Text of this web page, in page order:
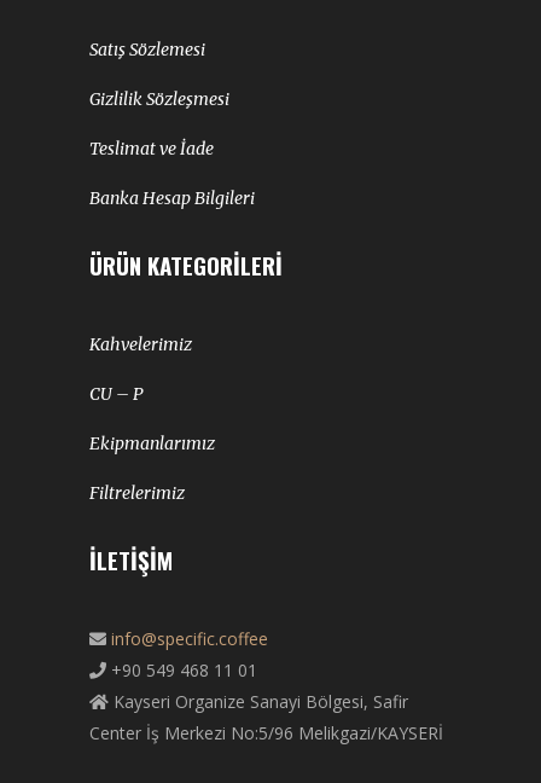
Satış Sözlemesi
Gizlilik Sözleşmesi
Teslimat ve İade
Banka Hesap Bilgileri
ÜRÜN KATEGORILERI
Kahvelerimiz
CU – P
Ekipmanlarımız
Filtrelerimiz
İLETIŞIM
info@specific.coffee
+90 549 468 11 01
Kayseri Organize Sanayi Bölgesi, Safir
Center İş Merkezi No:5/96 Melikgazi/KAYSERİ